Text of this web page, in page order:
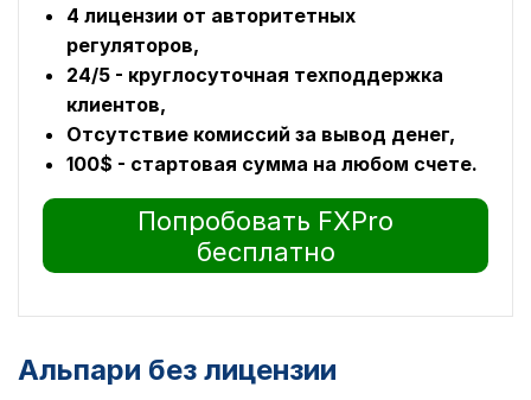
4 лицензии от авторитетных
регуляторов,
24/5 - круглосуточная техподдержка
клиентов,
Отсутствие комиссий за вывод денег,
100$ - стартовая сумма на любом счете.
Попробовать FXPro
бесплатно
Альпари без лицензии